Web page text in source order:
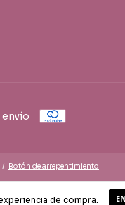
de compra.
/ Botón de arrepentimiento